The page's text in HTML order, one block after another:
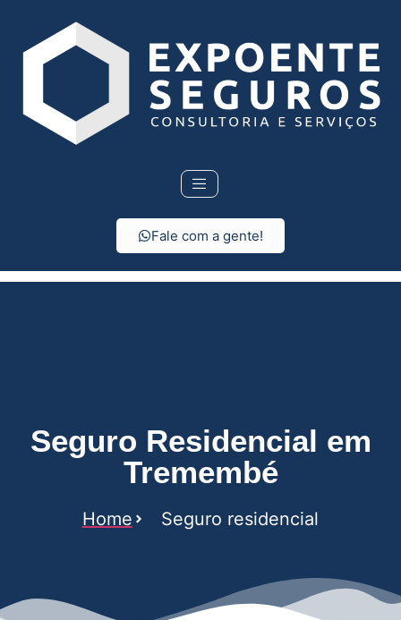
Fale com a gente!
Seguro Residencial em
Tremembé
Home Seguro residencial